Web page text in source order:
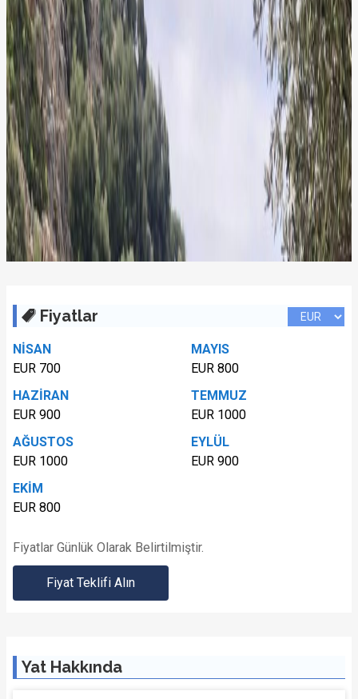
Fiyatlar
NİSAN
EUR 700
MAYIS
EUR 800
HAZİRAN
EUR 900
TEMMUZ
EUR 1000
AĞUSTOS
EUR 1000
EYLÜL
EUR 900
EKİM
EUR 800
Fiyatlar Günlük Olarak Belirtilmiştir.
Fiyat Teklifi Alın
Yat Hakkında